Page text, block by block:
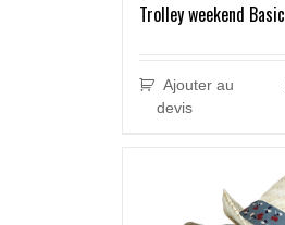
Trolley weekend Basic
Ajouter au
devis